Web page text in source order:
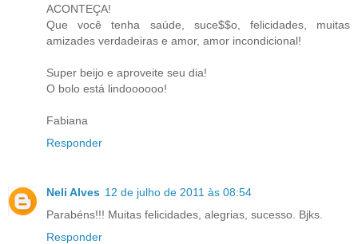
ACONTEÇA!
Que você tenha saúde, suce$$o, felicidades, muitas
amizades verdadeiras e amor, amor incondicional!
Super beijo e aproveite seu dia!
O bolo está lindoooooo!
Fabiana
Responder
Neli Alves 12 de julho de 2011 às 08:54
Parabéns!!! Muitas felicidades, alegrias, sucesso. Bjks.
Responder